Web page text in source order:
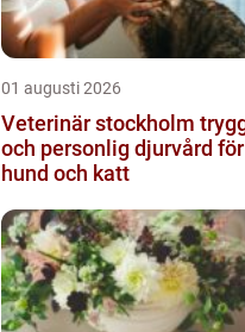
01 augusti 2026
Veterinär stockholm trygg
och personlig djurvård för
hund och katt